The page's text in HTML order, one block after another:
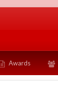
Awards